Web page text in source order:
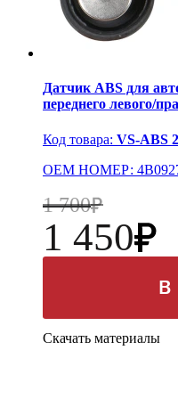
Датчик ABS для
переднего левого/
Код товара: VS-ABS
OEM НОМЕР:
1 700
1 450
В
Скачать материалы